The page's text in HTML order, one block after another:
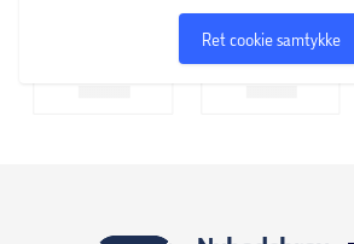
Ret cookie samtykke